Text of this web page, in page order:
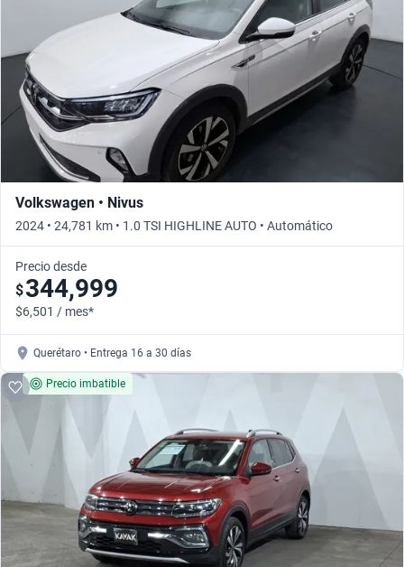
Volkswagen • Nivus
2024 • 24,781 km • 1.0 TSI HIGHLINE AUTO • Automático
Precio desde
$344,999
$6,501 / mes*
Querétaro • Entrega 16 a 30 días
Precio imbatible